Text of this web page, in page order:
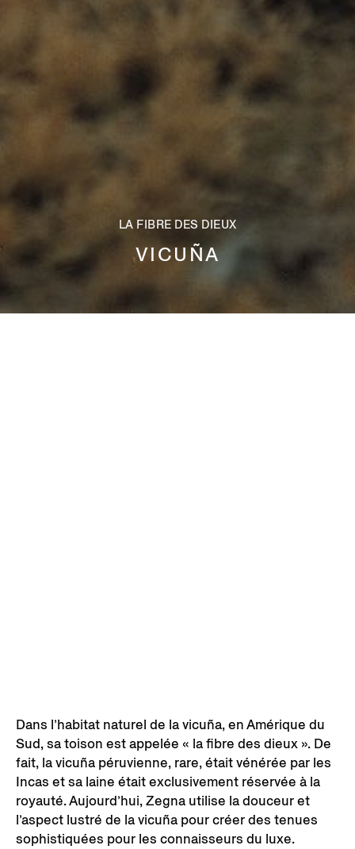
LA FIBRE DES DIEUX
VICUÑA
Dans l’habitat naturel de la vicuña, en Amérique du
Sud, sa toison est appelée « la fibre des dieux ». De
fait, la vicuña péruvienne, rare, était vénérée par les
Incas et sa laine était exclusivement réservée à la
royauté. Aujourd’hui, Zegna utilise la douceur et
l’aspect lustré de la vicuña pour créer des tenues
sophistiquées pour les connaisseurs du luxe.